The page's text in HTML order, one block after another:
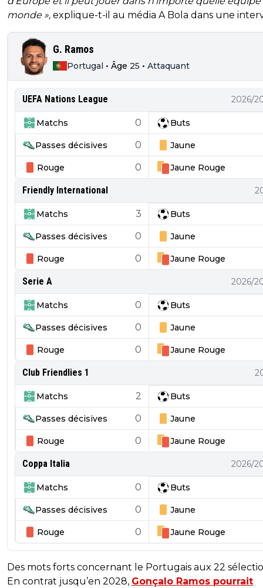
monde », explique-t-il au média A Bola dans une
G. Ramos
Portugal • Âge 25 • Attaquant
UEFA Nations League 2026/
Matchs 0 Buts
Passes décisives 0 Jaune
Rouge 0 Jaune Rouge
Friendly International
Matchs 3 Buts
Passes décisives 0 Jaune
Rouge 0 Jaune Rouge
Serie A 2026/
Matchs 0 Buts
Passes décisives 0 Jaune
Rouge 0 Jaune Rouge
Club Friendlies 1
Matchs 2 Buts
Passes décisives 0 Jaune
Rouge 0 Jaune Rouge
Coppa Italia 2026/
Matchs 0 Buts
Passes décisives 0 Jaune
Rouge 0 Jaune Rouge
Des mots forts concernant le Portugais aux 22
En contrat jusqu’en 2028, Gonçalo Ramos pourrait